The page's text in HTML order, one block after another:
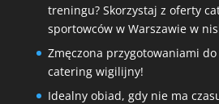
treningu? Skorzystaj z oferty
sportowców w Warszawie w
Zmęczona przygotowaniami do
catering wigilijny!
Idealny obiad, gdy nie ma